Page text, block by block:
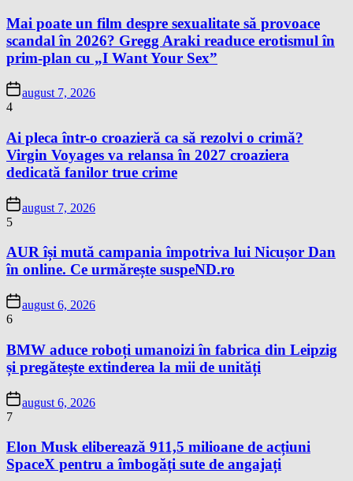
Mai poate un film despre sexualitate să provoace
scandal în 2026? Gregg Araki readuce erotismul în
prim-plan cu „I Want Your Sex”
august 7, 2026
4
Ai pleca într-o croazieră ca să rezolvi o crimă?
Virgin Voyages va relansa în 2027 croaziera
dedicată fanilor true crime
august 7, 2026
5
AUR își mută campania împotriva lui Nicușor Dan
în online. Ce urmărește suspeND.ro
august 6, 2026
6
BMW aduce roboți umanoizi în fabrica din Leipzig
și pregătește extinderea la mii de unități
august 6, 2026
7
Elon Musk eliberează 911,5 milioane de acțiuni
SpaceX pentru a îmbogăți sute de angajați